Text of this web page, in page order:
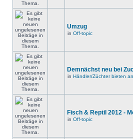
Umzug
in Off-topic
Demnächst neu bei
in Händler/Züchter bieten
Fisch & Reptil 2012 -
in Off-topic